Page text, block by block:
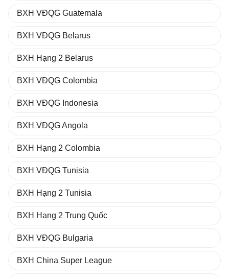
BXH VĐQG Guatemala
BXH VĐQG Belarus
BXH Hạng 2 Belarus
BXH VĐQG Colombia
BXH VĐQG Indonesia
BXH VĐQG Angola
BXH Hạng 2 Colombia
BXH VĐQG Tunisia
BXH Hạng 2 Tunisia
BXH Hạng 2 Trung Quốc
BXH VĐQG Bulgaria
BXH China Super League